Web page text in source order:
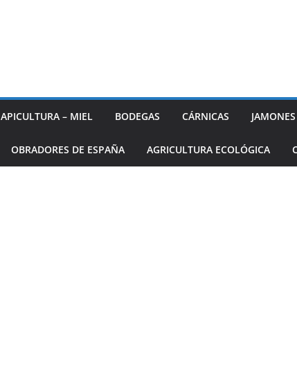
APICULTURA – MIEL BODEGAS CÁRNICAS
OBRADORES DE ESPAÑA AGRICULTURA ECOLÓGICA